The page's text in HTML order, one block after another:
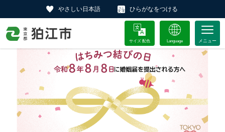
やさしい日本語 ひらがなをつける
サイズ 配色 Language